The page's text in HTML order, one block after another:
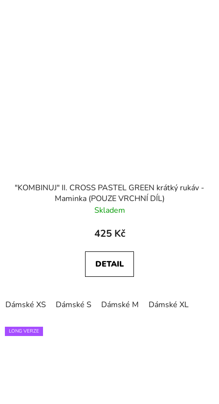
"KOMBINUJ" II. CROSS PASTEL GREEN krátký rukáv -
Maminka (POUZE VRCHNÍ DÍL)
Skladem
425 Kč
DETAIL
Dámské XS Dámské S Dámské M Dámské XL
LONG VERZE